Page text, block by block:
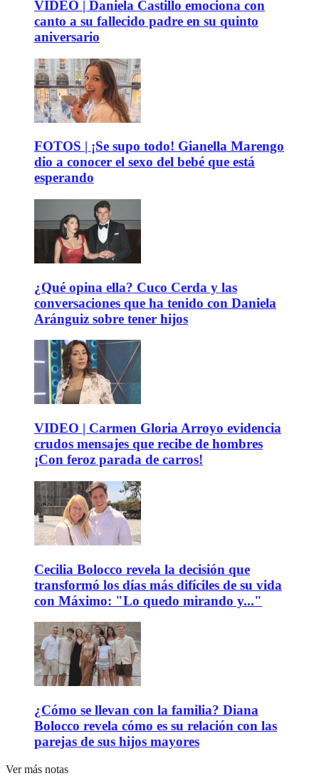
VIDEO | Daniela Castillo emociona con
canto a su fallecido padre en su quinto
aniversario
FOTOS | ¡Se supo todo! Gianella Marengo
dio a conocer el sexo del bebé que está
esperando
¿Qué opina ella? Cuco Cerda y las
conversaciones que ha tenido con Daniela
Aránguiz sobre tener hijos
VIDEO | Carmen Gloria Arroyo evidencia
crudos mensajes que recibe de hombres
¡Con feroz parada de carros!
Cecilia Bolocco revela la decisión que
transformó los días más difíciles de su vida
con Máximo: "Lo quedo mirando y..."
¿Cómo se llevan con la familia? Diana
Bolocco revela cómo es su relación con las
parejas de sus hijos mayores
Ver más notas